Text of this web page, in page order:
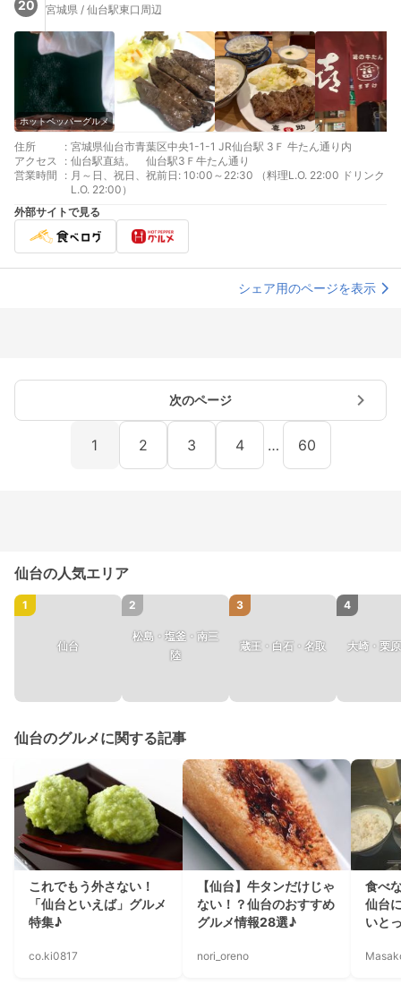
20 宮城県 / 仙台駅東口周辺
ホットペッパーグルメ
住所 : 宮城県仙台市青葉区中央1-1-1 JR仙台駅 3Ｆ 牛たん通り内
アクセス
: 仙台駅直結。 仙台駅3Ｆ牛たん通り
営業時間
: 月～日、祝日、祝前日: 10:00～22:30 （料理L.O. 22:00 ドリンク
L.O. 22:00）
外部サイトで見る
シェア用のページを表示
次のページ
1 2 3 4 … 60
仙台の人気エリア
1
仙台
2
松島・塩釜・南三
陸
3
蔵王・白石・名取
4
大崎・栗
仙台のグルメに関する記事
これでもう外さない！
「仙台といえば」グルメ
特集♪
co.ki0817
【仙台】牛タンだけじゃ
ない！？仙台のおすすめ
グルメ情報28選♪
nori_oreno
食べ
仙台
いと